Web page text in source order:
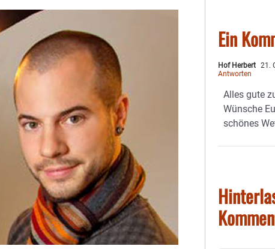
Ein
Hof Herbert 21.
Antworten
Alles gute
Wünsche
schönes